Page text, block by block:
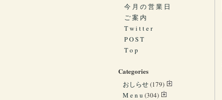
今 月 の 営 業 日
ご 案 内
T w i t t e r
P O S T
T o p
Categories
おしらせ(179)
M e n u (304)